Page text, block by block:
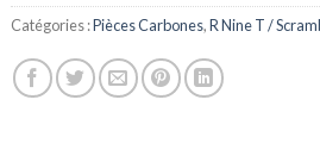
Catégories :Pièces Carbones,R Nine T /